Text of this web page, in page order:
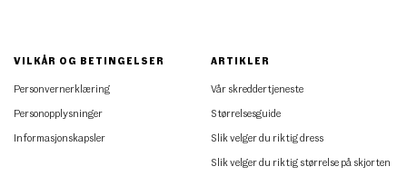
VILKÅR OG BETINGELSER
Personvernerklæring
Personopplysninger
Informasjonskapsler
ARTIKLER
Vår skreddertjeneste
Størrelsesguide
Slik velger du riktig dress
Slik velger du riktig størrelse på skjorten